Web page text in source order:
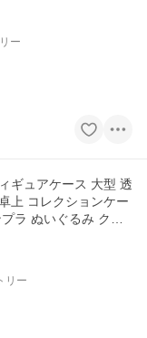
ー
ギュアケース 大型 透
上 コレクションケー
ラ ぬいぐるみ クリ
リー